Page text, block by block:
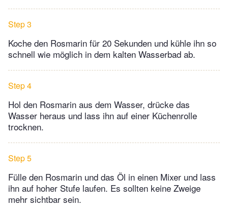
Step 3
Koche den Rosmarin für 20 Sekunden und kühle ihn so
schnell wie möglich in dem kalten Wasserbad ab.
Step 4
Hol den Rosmarin aus dem Wasser, drücke das
Wasser heraus und lass ihn auf einer Küchenrolle
trocknen.
Step 5
Fülle den Rosmarin und das Öl in einen Mixer und lass
ihn auf hoher Stufe laufen. Es sollten keine Zweige
mehr sichtbar sein.